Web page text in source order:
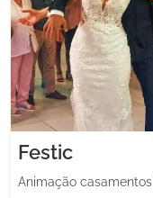
Festic
Animação casamentos